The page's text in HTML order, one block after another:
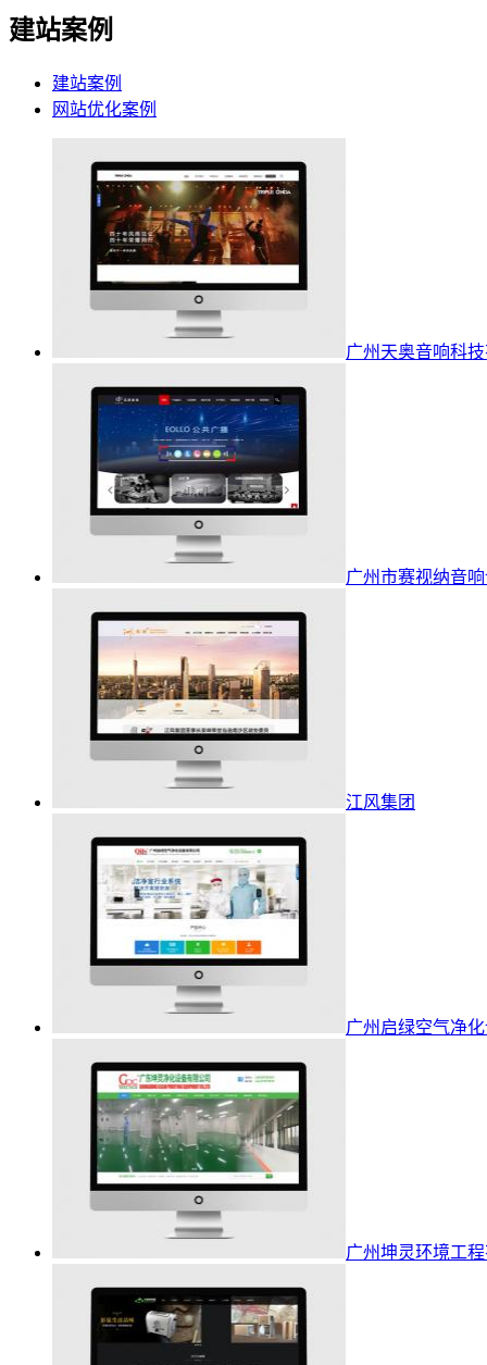
建站案例
建站案例
网站优化案例
广州天奥音响科
广州市赛视纳音
江风集团
广州启绿空气净
广州坤灵环境工